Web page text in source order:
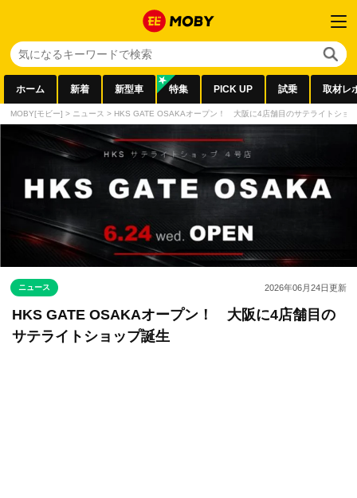
ホーム 新着 新型車 特集 PICK UP 試乗 取材レ
MOBY[モビー] > ニュース > HKS GATE OSAKAオープン！ 大阪に4店舗目のサテライトショ
ニュース 2026年06月24日更新
HKS GATE OSAKAオープン！ 大阪に4店舗目の
サテライトショップ誕生